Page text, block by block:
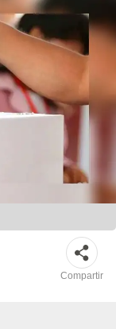
Compartir